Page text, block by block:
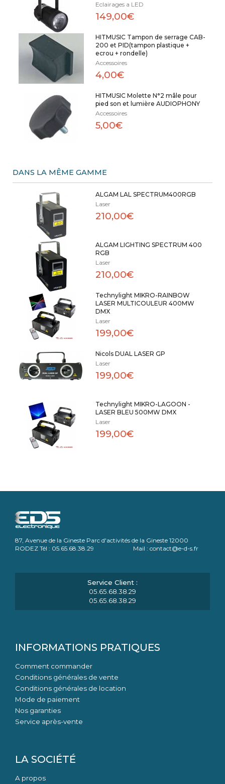
Eclairages a LED
149,00€
HITMUSIC Tampon de serrage CAB-
200 et PID(tampon plastique +
ecrou + rondelle)
Accessoires
4,00€
HITMUSIC Molette N°2 mâle pour
pied son et lumière AUDIOPHONY
Accessoires
5,00€
DANS LA MÊME GAMME
ALGAM LAL SPECTRUM400RGB
Laser
210,00€
ALGAM LIGHTING SPECTRUM 400
RGB
Laser
210,00€
Technylight MIKRO-RAINBOW
LASER MULTICOULEUR 400MW
DMX
Laser
199,00€
Nicols DUAL LASER GP
Laser
199,00€
Technylight MIKRO-LAGOON -
LASER BLEU 500MW DMX
Laser
199,00€
87, Avenue de la Gineste Parc d'activités de la Gineste 12000
RODEZ Tél : 05.65.68.38.29 Mail : contact@e-d-s.fr
05.65.68.38.29
05.65.68.38.29
INFORMATIONS PRATIQUES
Comment commander
Conditions générales de vente
Conditions générales de location
Mode de paiement
Nos garanties
Service après-vente
LA SOCIÉTÉ
A propos